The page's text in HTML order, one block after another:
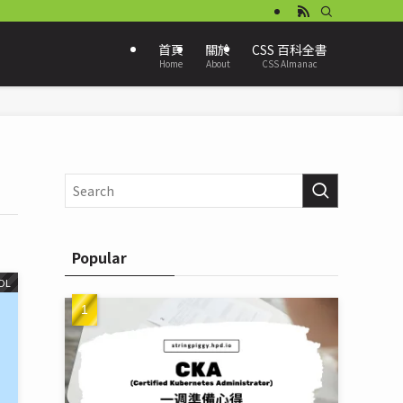
首頁
Home
關於
About
CSS 百科全書
CSS Almanac
Popular